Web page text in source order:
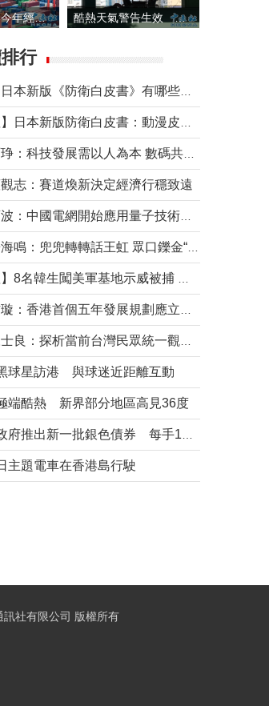
滙豐上調香港今年經濟增長預測至4.5% 酷熱天氣警告生效 本港高溫持續至下周
行
志：賽道煥新決定經濟行穩致遠
球星訪港 與球迷近距離互動
端酷熱 新界部分地區高見36度
主題電車在香港島行駛
社有限公司 版權所有